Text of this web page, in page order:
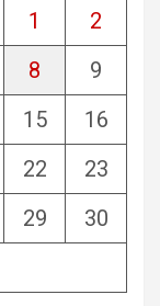
1
2
8
9
15
16
22
23
29
30